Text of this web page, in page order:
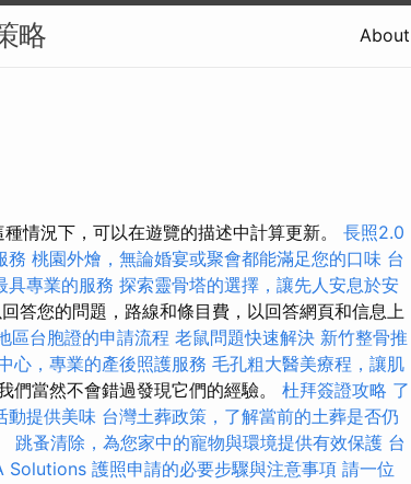
略 About
情況下，可以在遊覽的描述中計算更新。 長照2.0
務 桃園外燴，無論婚宴或聚會都能滿足您的口味 台
具專業的服務 探索靈骨塔的選擇，讓先人安息於安
答您的問題，路線和條目費，以回答網頁和信息上
區台胞證的申請流程 老鼠問題快速解決 新竹整骨推
心，專業的產後照護服務 毛孔粗大醫美療程，讓肌
們當然不會錯過發現它們的經驗。 杜拜簽證攻略 了
動提供美味 台灣土葬政策，了解當前的土葬是否仍
跳蚤清除，為您家中的寵物與環境提供有效保護 台
Solutions 護照申請的必要步驟與注意事項 請一位